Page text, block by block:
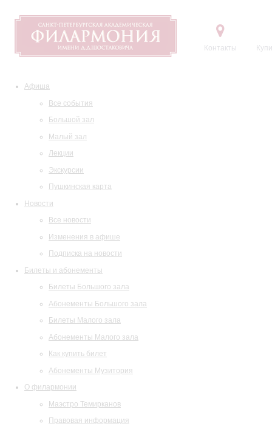
Контакты
Афиша
Все события
Большой зал
Малый зал
Лекции
Экскурсии
Пушкинская карта
Новости
Все новости
Изменения в афише
Подписка на новости
Билеты и абонементы
Билеты Большого зала
Абонементы Большого зала
Билеты Малого зала
Абонементы Малого зала
Как купить билет
Абонементы Музитория
О филармонии
Маэстро Темирканов
Правовая информация